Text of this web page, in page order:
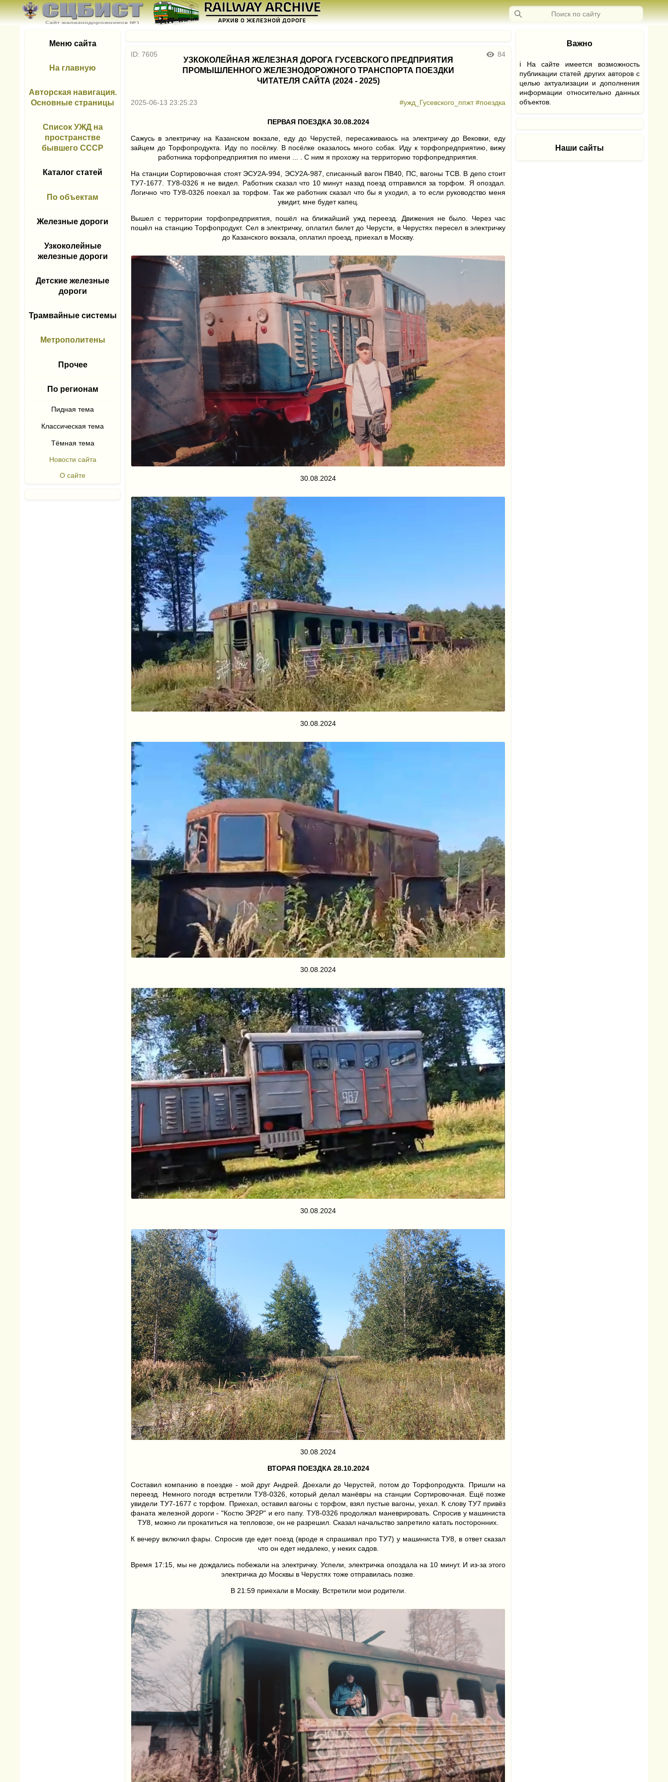
Меню сайта
На главную
Авторская навигация.
Основные страницы
Список УЖД на
пространстве
бывшего СССР
Каталог статей
По объектам
Железные дороги
Узкоколейные
железные дороги
Детские железные
дороги
Трамвайные системы
Метрополитены
Прочее
По регионам
Новости сайта
О сайте
ID: 7605
УЗКОКОЛЕЙНАЯ ЖЕЛЕЗНАЯ ДОРОГА ГУСЕВСКОГО ПРЕДПРИЯТИЯ
ПРОМЫШЛЕННОГО ЖЕЛЕЗНОДОРОЖНОГО ТРАНСПОРТА ПОЕЗДКИ
ЧИТАТЕЛЯ САЙТА (2024 - 2025)
84
2025-06-13 23:25:23 #ужд_Гусевского_ппжт #поездка
ПЕРВАЯ ПОЕЗДКА 30.08.2024
Сажусь в электричку на Казанском вокзале, еду до Черустей, пересаживаюсь на электричку до Вековки, еду
зайцем до Торфопродукта. Иду по посёлку. В посёлке оказалось много собак. Иду к торфопредприятию, вижу
работника торфопредприятия по имени ... . С ним я прохожу на территорию торфопредприятия.
На станции Сортировочная стоят ЭСУ2А-994, ЭСУ2А-987, списанный вагон ПВ40, ПС, вагоны ТСВ. В депо стоит
ТУ7-1677. ТУ8-0326 я не видел. Работник сказал что 10 минут назад поезд отправился за торфом. Я опоздал.
Логично что ТУ8-0326 поехал за торфом. Так же работник сказал что бы я уходил, а то если руководство меня
увидит, мне будет капец.
Вышел с территории торфопредприятия, пошёл на ближайший ужд переезд. Движения не было. Через час
пошёл на станцию Торфопродукт. Сел в электричку, оплатил билет до Черусти, в Черустях пересел в электричку
до Казанского вокзала, оплатил проезд, приехал в Москву.
30.08.2024
30.08.2024
30.08.2024
30.08.2024
30.08.2024
ВТОРАЯ ПОЕЗДКА 28.10.2024
Составил компанию в поездке - мой друг Андрей. Доехали до Черустей, потом до Торфопродукта. Пришли на
переезд. Немного погодя встретили ТУ8-0326, который делал манёвры на станции Сортировочная. Ещё позже
увидели ТУ7-1677 с торфом. Приехал, оставил вагоны с торфом, взял пустые вагоны, уехал. К слову ТУ7 привёз
фаната железной дороги - "Костю ЭР2Р" и его папу. ТУ8-0326 продолжал маневрировать. Спросив у машиниста
ТУ8, можно ли прокатиться на тепловозе, он не разрешил. Сказал начальство запретило катать посторонних.
К вечеру включил фары. Спросив где едет поезд (вроде я спрашивал про ТУ7) у машиниста ТУ8, в ответ сказал
что он едет недалеко, у неких садов.
Время 17:15, мы не дождались побежали на электричку. Успели, электричка опоздала на 10 минут. И из-за этого
электричка до Москвы в Черустях тоже отправилась позже.
В 21:59 приехали в Москву. Встретили мои родители.
Важно
ℹ На сайте имеется возможность
публикации статей других авторов с
целью актуализации и дополнения
информации относительно данных
объектов.
Наши сайты